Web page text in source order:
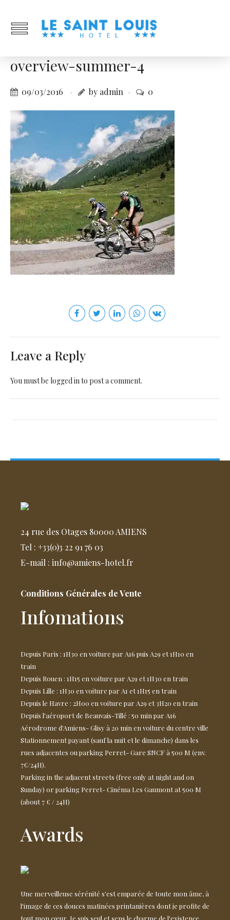
overview-summer-4
09/03/2016 by admin 0
Leave a Reply
You must be logged into post a comment.
24 rue des Otages 80000 AMIENS
Tel : +33(0)3 22 91 76 03
E-mail : info@amiens-hotel.fr
Conditions Générales de Vente
Infomations
Depuis Paris : 1H30 en voiture par A16 puis A29 et 1H10 en
train
Depuis Rouen : 1H15 en voiture par A29 et 1H30 en train
Depuis Lille : 1H30 en voiture par A1 et 1H15 en train
Depuis le Havre : 2H00 en voiture par A29 et 3H20 en train
Depuis l'aéroport de Beauvais-Tillé : 50 min par A16
Aérodrome d'Amiens- Glisy à 20 min en voiture du centre ville
Stationnement payant (sauf la nuit et le dimanche) dans les
rues adjacentes ou parking Perret- Gare SNCF à 500 M (env.
7€/24H).
Parking in the adjacent streets (free only at night and on
Sunday) or parking Perret- Cinéma Les Gaumont at 500 M
(about 7 € / 24H)
Awards
Une merveilleuse sérénité s'est emparée de toute mon âme, à
l'image de ces douces matinées printanières dont je profite de
tout mon cœur. Je suis seul et sens le charme de l'existence.